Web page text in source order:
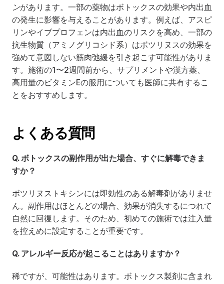
ンがあります。一部の薬物はボトックスの効果や内出血
の発生に影響を与えることがあります。例えば、アスピ
リンやイブプロフェンは内出血のリスクを高め、一部の
抗生物質（アミノグリコシド系）はボツリヌスの効果を
強めて意図しない筋肉弛緩を引き起こす可能性がありま
す。施術の1〜2週間前から、サプリメントや漢方薬、
高用量のビタミンEの服用についても医師に共有するこ
とをおすすめします。
よくある質問
Q. ボトックスの副作用が出た場合、すぐに解毒できま
すか？
ボツリヌストキシンには即効性のある解毒剤がありませ
ん。副作用はほとんどの場合、効果が消失するにつれて
自然に回復します。そのため、初めての施術では注入量
を控えめに設定することが重要です。
Q. アレルギー反応が起こることはありますか？
稀ですが、可能性はあります。ボトックス製剤に含まれ